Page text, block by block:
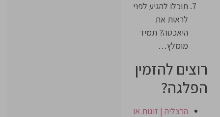
תוכלו להגיע לפני
לראות את
היאכטה? תמיד
מומלץ…
רוצים להזמין
הפלגה?
הרצליה | זוגות או